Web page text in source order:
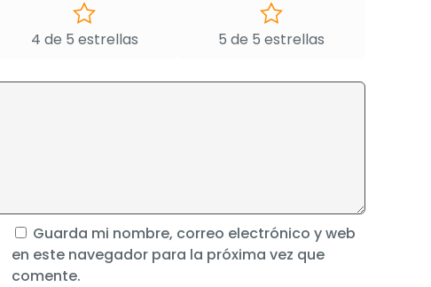
4 de 5 estrellas 5 de 5 estrellas
Guarda mi nombre, correo electrónico y web
en este navegador para la próxima vez que
comente.